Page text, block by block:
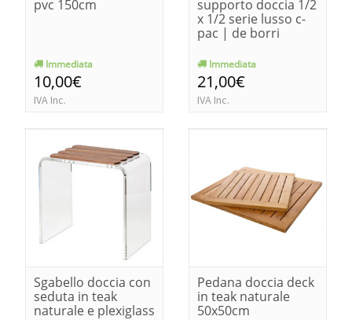
pvc 150cm
Immediata
10,00€
IVA Inc.
supporto doccia 1/2
x 1/2 serie lusso c-
pac | de borri
Immediata
21,00€
IVA Inc.
Sgabello doccia con
seduta in teak
naturale e plexiglass
Pedana doccia deck
in teak naturale
50x50cm